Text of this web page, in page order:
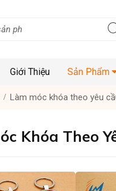
Giới Thiệu Sản Phẩm
Làm móc khóa theo yêu
Khóa Theo